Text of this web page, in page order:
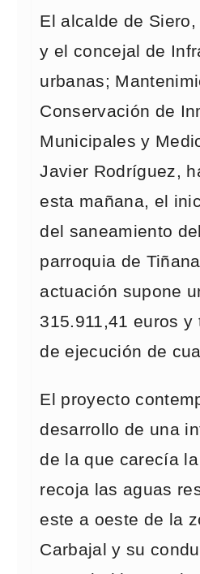
El alcalde de
y el concejal de
urbanas;
Conservación de
Municipales y
Javier Rodríguez,
esta mañana, el
del saneamiento
parroquia de
actuación supone
315.911,41 euros y
de ejecución de
El proyecto
desarrollo de una
de la que carecía
recoja las aguas
este a oeste de la
Carbajal y su